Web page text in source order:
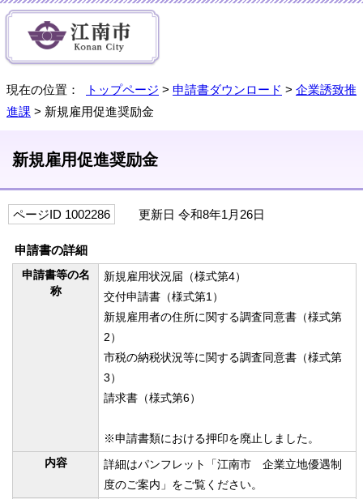
現在の位置： トップページ > 申請書ダウンロード > 企業誘致推
進課 > 新規雇用促進奨励金
新規雇用促進奨励金
ページID 1002286 更新日 令和8年1月26日
申請書の詳細
申請書等の名
称
新規雇用状況届（様式第4）
交付申請書（様式第1）
新規雇用者の住所に関する調査同意書（様式第
2）
市税の納税状況等に関する調査同意書（様式第
3）
請求書（様式第6）
※申請書類における押印を廃止しました。
内容
詳細はパンフレット「江南市 企業立地優遇制
度のご案内」をご覧ください。